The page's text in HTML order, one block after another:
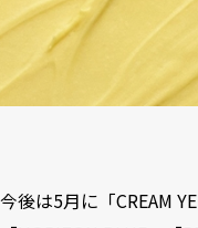
今後は5月に「CREAM